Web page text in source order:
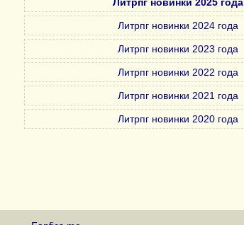
Литрпг новинки 2024 года
Литрпг новинки 2023 года
Литрпг новинки 2022 года
Литрпг новинки 2021 года
Литрпг новинки 2020 года